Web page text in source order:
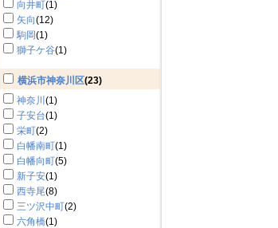
向井町(1)
矢向(12)
駒岡(1)
獅子ケ谷(1)
横浜市神奈川区(23)
神奈川 (1)
子安台(1)
栄町(2)
白幡南町(1)
白幡向町(5)
新子安(1)
西寺尾(8)
三ツ沢中町(2)
六角橋(1)